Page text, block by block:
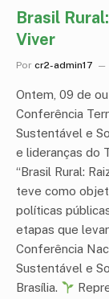
Brasil
Viver
Por cr2-admin17
Ontem, 09 de
Conferência
Sustentável e
e lideranças do
“Brasil Rural:
teve como
políticas
etapas que
Conferência
Sustentável e
Brasília.